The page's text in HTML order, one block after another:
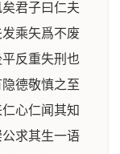
君子曰仁夫
乘矢爲不废
反重失刑也
德敬慎之至
心仁闻其知
求其生一语